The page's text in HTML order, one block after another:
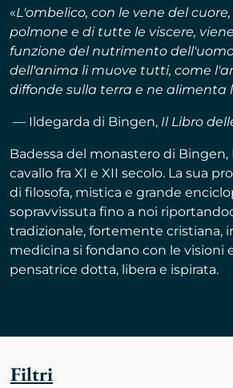
«L'ombelico, con le vene del
polmone e di tutte le viscere,
funzione del nutrimento
dell'anima li muove tutti, come
diffonde sulla terra e ne alimenta
— Ildegarda di Bingen, Il Libro
Badessa del monastero di Bingen,
cavallo fra XI e XII secolo. La sua
di filosofa, mistica e grande
sopravvissuta fino a noi
tradizionale, fortemente cristiana,
medicina si fondano con le visioni
pensatrice dotta, libera e ispirata.
Filtri